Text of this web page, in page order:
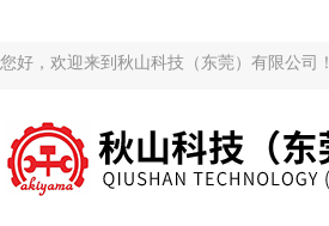
您好，欢迎来到秋山科技（东莞）有限公司！